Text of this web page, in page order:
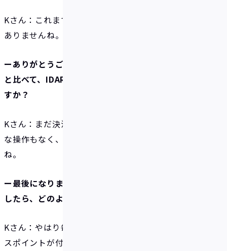
Kさん：これまでにとくに使いづらいと感じたことは
ありませんね。現状で十分便利だと思います。
ーありがとうございます。他のキャッシュレスアプリ
と比べて、IDAREはどのような点が特徴的だと感じま
すか？
Kさん：まだ決済では使ったことはないものの、複雑
な操作もなく、直感的でわかりやすいと感じます
ね。
ー最後になりますが、IDAREをどなたかにすすめると
したら、どのように紹介されますか？
Kさん：やはり毎月の入金で残高に年率2%のボーナ
スポイントが付く点、海外事務手数料が無料である